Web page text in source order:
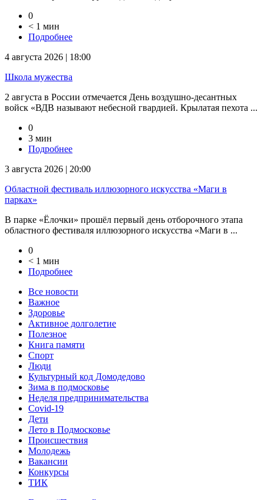
0
< 1 мин
Подробнее
4 августа 2026 | 18:00
Школа мужества
2 августа в России отмечается День воздушно-десантных
войск «ВДВ называют небесной гвардией. Крылатая пехота ...
0
3 мин
Подробнее
3 августа 2026 | 20:00
Областной фестиваль иллюзорного искусства «Маги в
парках»
В парке «Ёлочки» прошёл первый день отборочного этапа
областного фестиваля иллюзорного искусства «Маги в ...
0
< 1 мин
Подробнее
Все новости
Важное
Здоровье
Активное долголетие
Полезное
Книга памяти
Спорт
Люди
Культурный код Домодедово
Зима в подмосковье
Неделя предпринимательства
Covid-19
Дети
Лето в Подмосковье
Происшествия
Молодежь
Вакансии
Конкурсы
ТИК